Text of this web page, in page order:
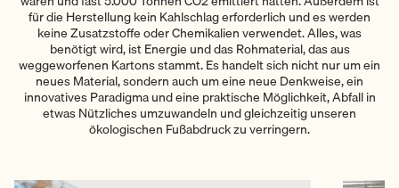
für die Herstellung kein Kahlschlag erforderlich und es werden
keine Zusatzstoffe oder Chemikalien verwendet. Alles, was
benötigt wird, ist Energie und das Rohmaterial, das aus
weggeworfenen Kartons stammt. Es handelt sich nicht nur um ein
neues Material, sondern auch um eine neue Denkweise, ein
innovatives Paradigma und eine praktische Möglichkeit, Abfall in
etwas Nützliches umzuwandeln und gleichzeitig unseren
ökologischen Fußabdruck zu verringern.